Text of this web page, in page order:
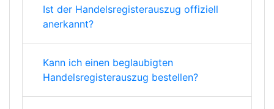
Ist der Handelsregisterauszug offiziell
anerkannt?
Kann ich einen beglaubigten
Handelsregisterauszug bestellen?